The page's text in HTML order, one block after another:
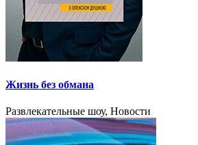
Жизнь без обмана
Развлекательные шоу, Новости